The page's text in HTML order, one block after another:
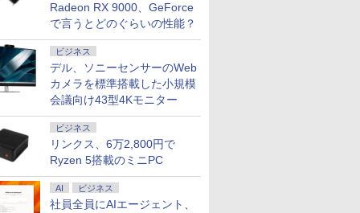
Radeon RX 9000、GeForce
で言うとどのぐらいの性能？
ビジネス
デル、ソニーセンサーのWeb
カメラを標準搭載した小規模
会議向け43型4Kモニター
ビジネス
リンクス、6万2,800円で
Ryzen 5搭載のミニPC
AI ビジネス
社員全員にAIエージェント、